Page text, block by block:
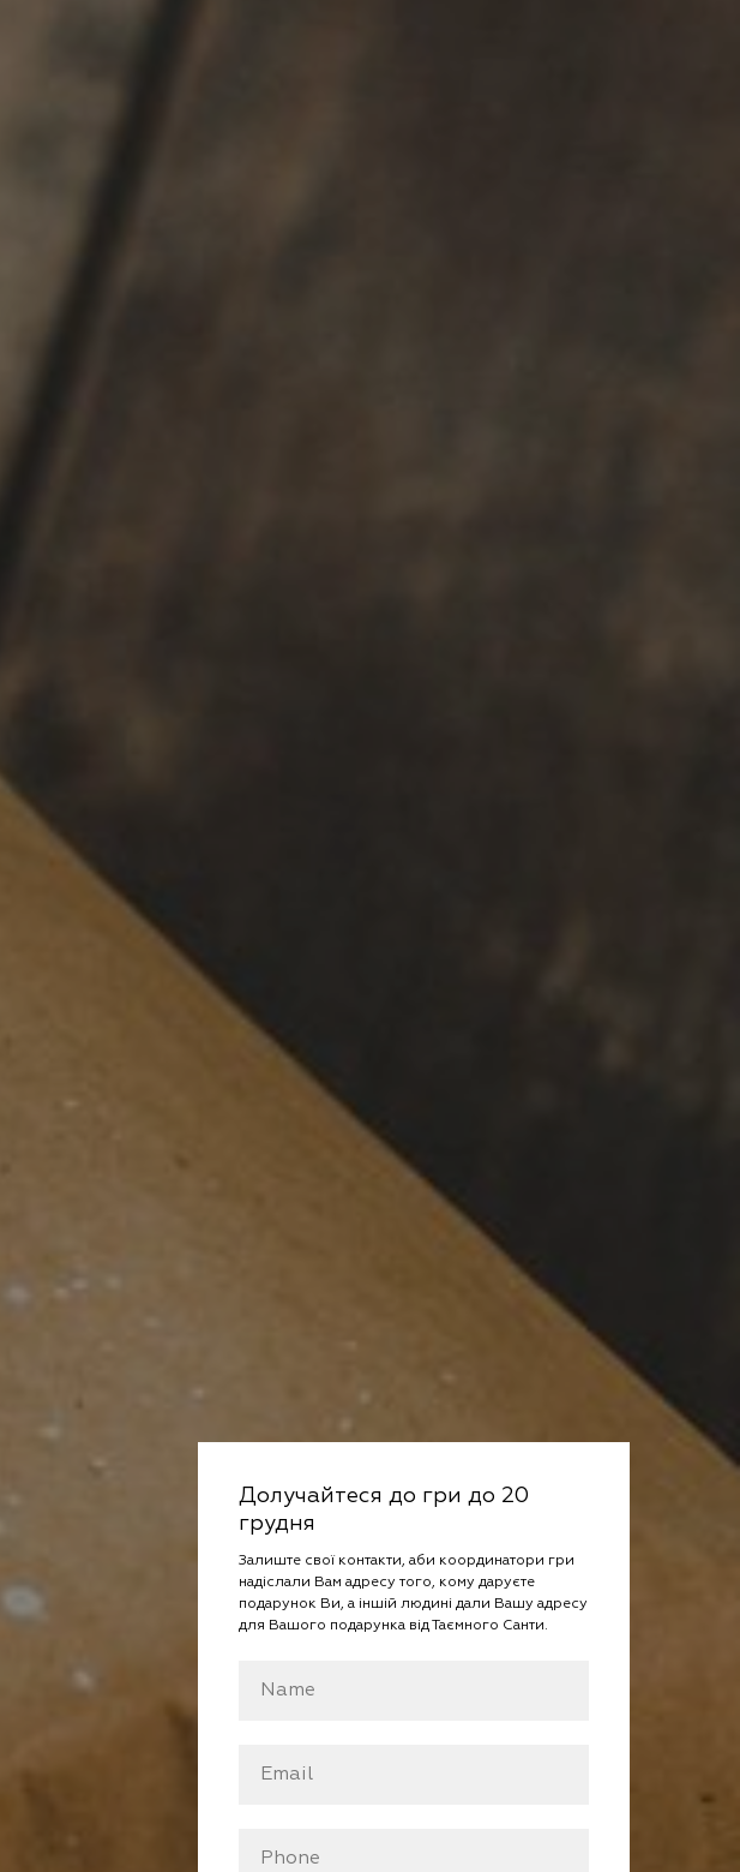
Долучайтеся до гри до 20
грудня
Залиште свої контакти, аби координатори гри
надіслали Вам адресу того, кому даруєте
подарунок Ви, а іншій людині дали Вашу адресу
для Вашого подарунка від Таємного Санти.